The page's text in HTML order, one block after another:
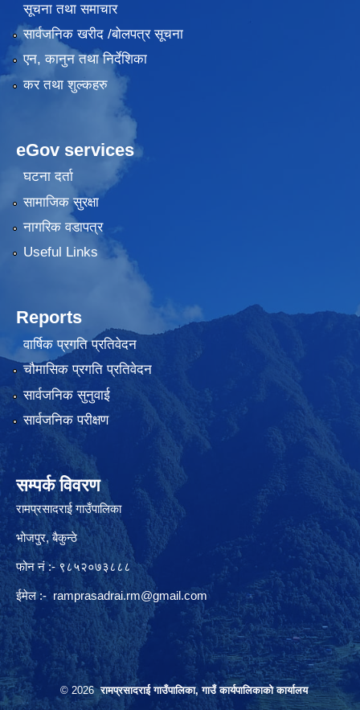
सूचना तथा समाचार
सार्वजनिक खरीद /बोलपत्र सूचना
एन, कानुन तथा निर्देशिका
कर तथा शुल्कहरु
eGov services
घटना दर्ता
सामाजिक सुरक्षा
नागरिक वडापत्र
Useful Links
Reports
वार्षिक प्रगति प्रतिवेदन
चौमासिक प्रगति प्रतिवेदन
सार्वजनिक सुनुवाई
सार्वजनिक परीक्षण
सम्पर्क विवरण
रामप्रसादराई गाउँपालिका
भोजपुर, बैकुन्ठे
फोन नं :- ९८५२०७३८८८
ईमेल :-ramprasadrai.rm@gmail.com
© 2026रामप्रसादराई गाउँपालिका, गाउँ कार्यपालिकाको कार्यालय